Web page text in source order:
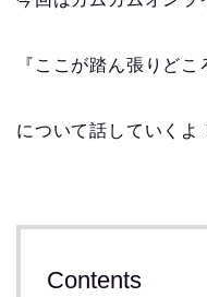
『ここが踏ん張りどこ
について話していくよ
Contents